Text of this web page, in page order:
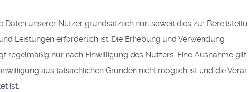
unserer Nutzer grundsätzlich nur, soweit dies zur
Leistungen erforderlich ist. Die Erhebung und Verwendung
regelmäßig nur nach Einwilligung des Nutzers. Eine Ausnahme gilt
aus tatsächlichen Gründen nicht möglich ist und die
ist.